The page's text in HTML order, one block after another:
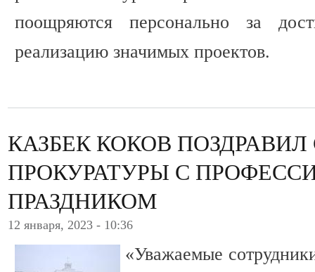
поощряются персонально за
реализацию значимых проектов.
КАЗБЕК КОКОВ
ПРОКУРАТУРЫ С
ПРАЗДНИКОМ
12 января, 2023 - 10:36
«Уважаемые